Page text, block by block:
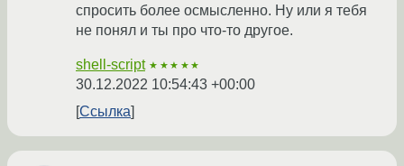
спросить более осмысленно. Ну или я тебя
не понял и ты про что-то другое.
shell-script ★★★★★
30.12.2022 10:54:43 +00:00
Ссылка